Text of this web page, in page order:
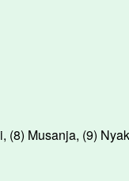
(8) Musanja, (9)